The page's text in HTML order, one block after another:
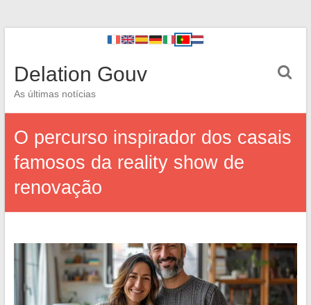
Delation Gouv
As últimas notícias
O percurso inspirador dos casais
famosos da reality show de
renovação